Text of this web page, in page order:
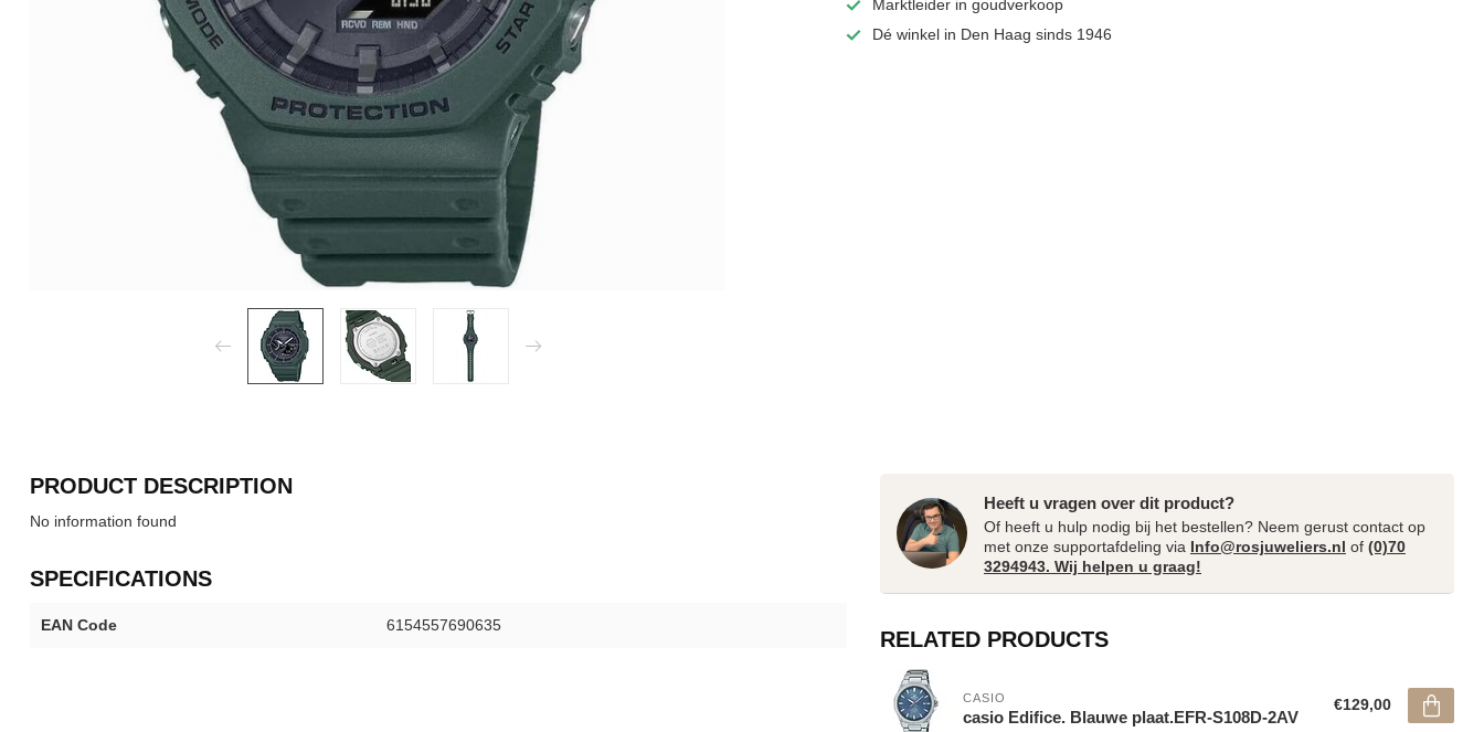
Marktleider in goudverkoop
Dé winkel in Den Haag sinds 1946
PRODUCT DESCRIPTION
No information found
SPECIFICATIONS
EAN Code 6154557690635
Heeft u vragen over dit product?
Of heeft u hulp nodig bij het bestellen? Neem gerust contact op
met onze supportafdeling via Info@rosjuweliers.nl of (0)70
3294943. Wij helpen u graag!
RELATED PRODUCTS
CASIO
casio Edifice. Blauwe plaat.EFR-S108D-2AV
€129,00